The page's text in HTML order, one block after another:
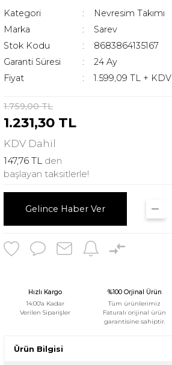
Kategori
Nevresim Takımı
Marka
Sarev
Stok Kodu
8683864135167
Garanti Süresi
24 Ay
Fiyat
1.599,09 TL + KDV
1.759,00 TL
1.231,30 TL
KDV Dahil
147,76 TL den
başlayan taksitlerle!
Gelince Haber Ver
Hızlı Kargo
14:00'a Kadar
Verilen Siparişler
%100 Orjinal Ürün
Tüm ürünlerimiz
Faturalı orijinal ürün
garantisine sahiptir.
Ürün Bilgisi